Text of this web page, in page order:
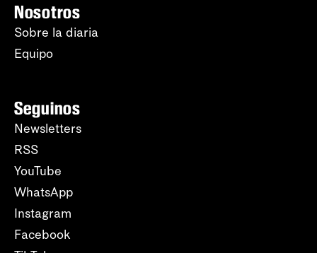
Nosotros
Sobre la diaria
Equipo
Seguinos
Newsletters
RSS
YouTube
WhatsApp
Instagram
Facebook